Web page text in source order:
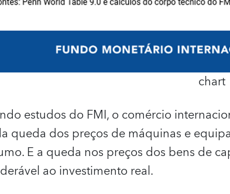
chart
estudos do FMI, o comércio
queda dos preços de máquinas e
E a queda nos preços dos bens de
ao investimento real.